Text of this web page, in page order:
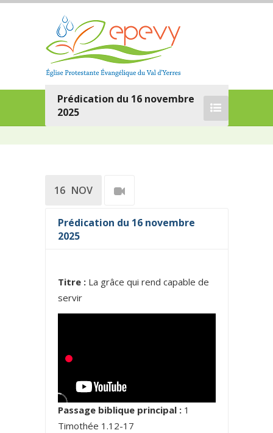
Prédication du 16 novembre
2025
16 NOV
Prédication du 16 novembre
2025
Titre :La grâce qui rend capable de
servir
Passage biblique principal :1
Timothée 1.12-17